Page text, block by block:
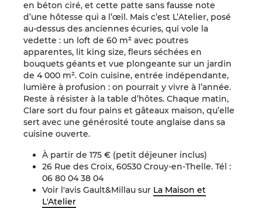
en béton ciré, et cette patte sans fausse note
d’une hôtesse qui a l’œil. Mais c’est L’Atelier, posé
au-dessus des anciennes écuries, qui vole la
vedette : un loft de 60 m² avec poutres
apparentes, lit king size, fleurs séchées en
bouquets géants et vue plongeante sur un jardin
de 4 000 m². Coin cuisine, entrée indépendante,
lumière à profusion : on pourrait y vivre à l’année.
Reste à résister à la table d’hôtes. Chaque matin,
Clare sort du four pains et gâteaux maison, qu’elle
sert avec une générosité toute anglaise dans sa
cuisine ouverte.
À partir de 175 € (petit déjeuner inclus)
26 Rue des Croix, 60530 Crouy-en-Thelle. Tél :
06 80 04 38 04
Voir l'avis Gault&Millau sur La Maison et
L'Atelier